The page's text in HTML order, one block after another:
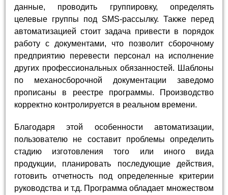
данные, проводить группировку, определять
целевые группы под SMS-рассылку. Также перед
автоматизацией стоит задача привести в порядок
работу с документами, что позволит сборочному
предприятию перевести персонал на исполнение
других профессиональных обязанностей. Шаблоны
по механосборочной документации заведомо
прописаны в реестре программы. Производство
корректно контролируется в реальном времени.
Благодаря этой особенности автоматизации,
пользователю не составит проблемы определить
стадию изготовления того или иного вида
продукции, планировать последующие действия,
готовить отчетность под определенные критерии
руководства и т.д. Программа обладает множеством